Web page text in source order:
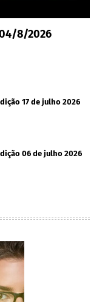
8/2026
17 de julho 2026
06 de julho 2026